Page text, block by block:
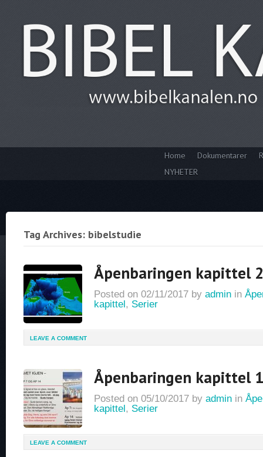
Home Dokumentarer
NYHETER
Tag Archives: bibelstudie
Åpenbaringen kapittel
Posted on 02/11/2017 by admin in
kapittel, Serier
LEAVE A COMMENT
Åpenbaringen kapittel
Posted on 05/10/2017 by admin in
kapittel, Serier
LEAVE A COMMENT